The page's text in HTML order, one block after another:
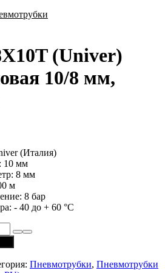
(Univer)
10/8 мм,
(Италия)
10 мм
8 мм
м
8 бар
- 40 до + 60 °C
Пневмотрубки, Пневмотрубки